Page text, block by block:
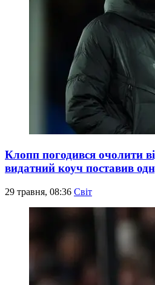
Клопп погодився очолити
видатний коуч поставив
29 травня, 08:36 Світ